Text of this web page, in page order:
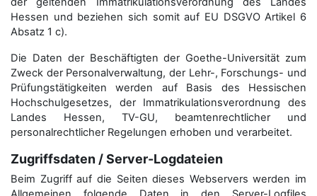
Hessen und beziehen sich somit auf EU DSGVO Artikel 6
Absatz 1 c).
Die Daten der Beschäftigten der Goethe-Universität zum
Zweck der Personal­verwaltung, der Lehr-, Forschungs- und
Prüfungstätigkeiten werden auf Basis des Hessischen
Hochschulgesetzes, der Immatrikulations­verordnung des
Landes Hessen, TV-GU, beamtenrechtlicher und
personalrechtlicher Regelungen erhoben und verarbeitet.
Zugriffsdaten / Server-Logdateien
Beim Zugriff auf die Seiten dieses Webservers werden im